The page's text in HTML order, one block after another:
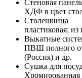
Стеновая панель
ХДФ в цвет
Столешница
пластиковая;
Выкатные
ПВШ полного
(Россия) и др.
Сушка для
Хромированная